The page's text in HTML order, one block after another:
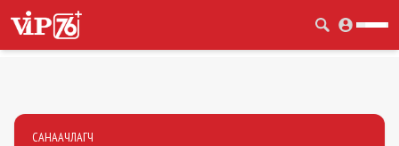
САНААЧЛАГЧ